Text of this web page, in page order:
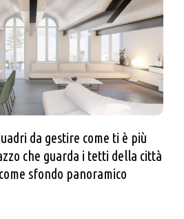
da gestire come ti è più
che guarda i tetti della città
sfondo panoramico